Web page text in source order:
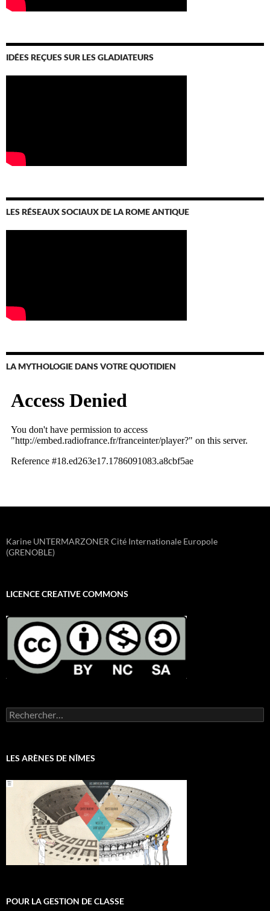
IDÉES REÇUES SUR LES GLADIATEURS
LES RÉSEAUX SOCIAUX DE LA ROME ANTIQUE
LA MYTHOLOGIE DANS VOTRE QUOTIDIEN
Karine UNTERMARZONER Cité Internationale Europole
(GRENOBLE)
LICENCE CREATIVE COMMONS
Rechercher :
LES ARÈNES DE NÎMES
POUR LA GESTION DE CLASSE